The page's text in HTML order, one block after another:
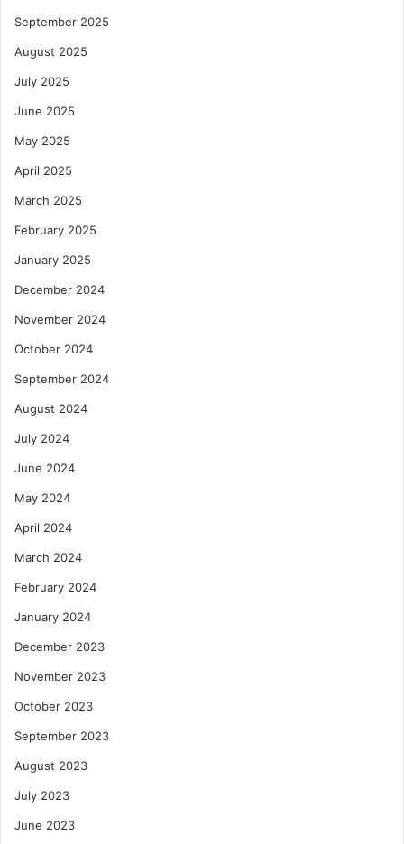
September 2025
August 2025
July 2025
June 2025
May 2025
April 2025
March 2025
February 2025
January 2025
December 2024
November 2024
October 2024
September 2024
August 2024
July 2024
June 2024
May 2024
April 2024
March 2024
February 2024
January 2024
December 2023
November 2023
October 2023
September 2023
August 2023
July 2023
June 2023